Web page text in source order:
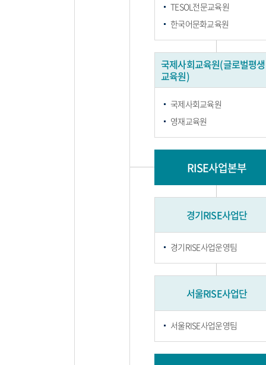
TESOL전문교육원
한국어문화교육원
국제사회교육원(글로벌평생
교육원)
국제사회교육원
영재교육원
RISE사업본부
경기RISE사업단
경기RISE사업운영팀
서울RISE사업단
서울RISE사업운영팀